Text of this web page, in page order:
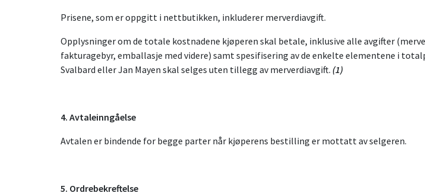
Prisene, som er oppgitt i nettbutikken, inkluderer merverdiavgift.
Opplysninger om de totale kostnadene kjøperen skal betale, inklusive alle avgifter
fakturagebyr, emballasje med videre) samt spesifisering av de enkelte elementene i
Svalbard eller Jan Mayen skal selges uten tillegg av merverdiavgift. (1)
4. Avtaleinngåelse
Avtalen er bindende for begge parter når kjøperens bestilling er mottatt av selgeren.
5. Ordrebekreftelse